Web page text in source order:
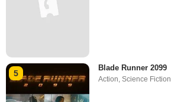
5
Blade Runner 2099
Action,Science Fiction